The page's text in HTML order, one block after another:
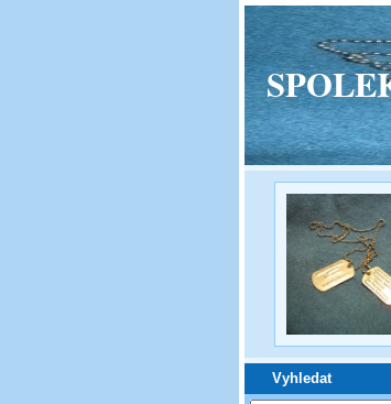
Vyhledat